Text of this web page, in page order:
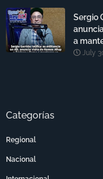
Sergio
a
July
Categorías
Regional
Nacional